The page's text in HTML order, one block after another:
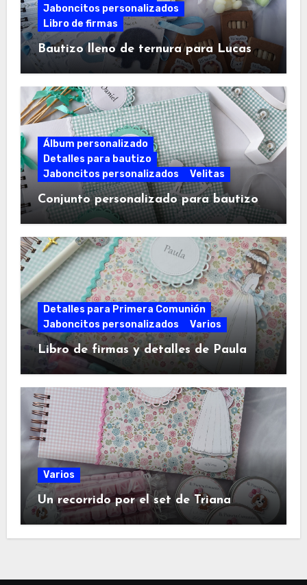
Jaboncitos personalizados
Libro de firmas
Bautizo lleno de ternura para Lucas
Álbum personalizado
Detalles para bautizo
Jaboncitos personalizados
Velitas
Conjunto personalizado para bautizo
Detalles para Primera Comunión
Jaboncitos personalizados
Varios
Libro de firmas y detalles de Paula
Varios
Un recorrido por el set de Triana